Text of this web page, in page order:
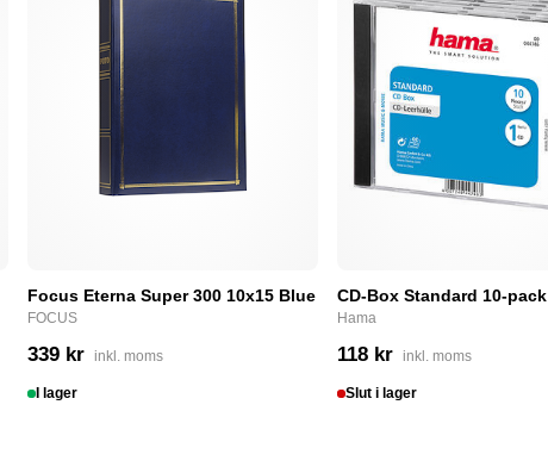
Focus Eterna Super 300 10x15 Blue
FOCUS
339 kr inkl. moms
I lager
CD-Box Standard 10-pack
Hama
118 kr inkl. moms
Slut i lager